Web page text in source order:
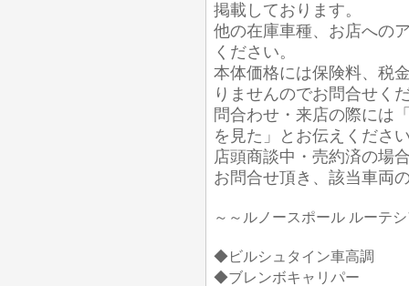
掲載しております。
他の在庫車種、お店への
ください。
本体価格には保険料、税
りませんのでお問合せく
問合わせ・来店の際には
を見た」とお伝えくださ
店頭商談中・売約済の場
お問合せ頂き、該当車両
～～ルノースポール ルーテ
◆ビルシュタイン車高調
◆ブレンボキャリパー